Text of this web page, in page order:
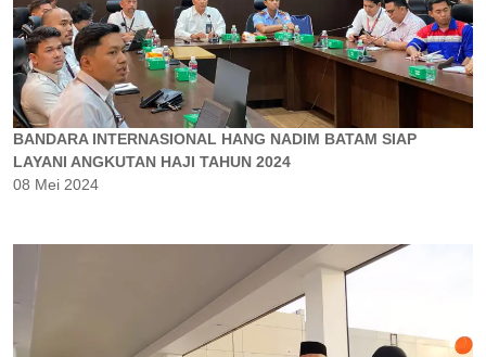
BANDARA INTERNASIONAL HANG NADIM BATAM SIAP
LAYANI ANGKUTAN HAJI TAHUN 2024
08 Mei 2024